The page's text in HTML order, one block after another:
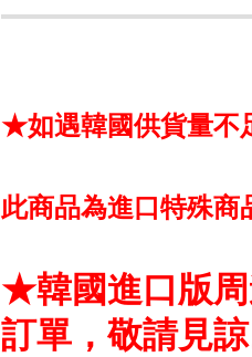
★如遇韓國供貨量不
此商品為進口特殊商
★韓國進口版周
訂單，敬請見